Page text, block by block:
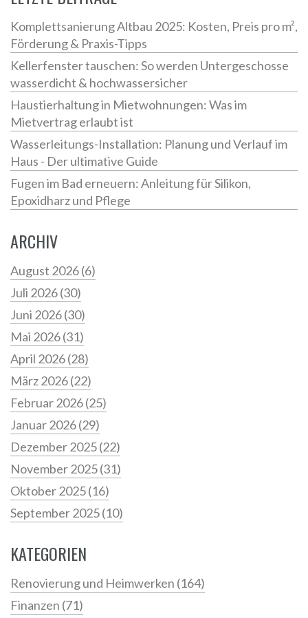
Komplettsanierung Altbau 2025: Kosten, Preis pro m²,
Förderung & Praxis-Tipps
Kellerfenster tauschen: So werden Untergeschosse
wasserdicht & hochwassersicher
Haustierhaltung in Mietwohnungen: Was im
Mietvertrag erlaubt ist
Wasserleitungs-Installation: Planung und Verlauf im
Haus - Der ultimative Guide
Fugen im Bad erneuern: Anleitung für Silikon,
Epoxidharz und Pflege
ARCHIV
August 2026(6)
Juli 2026(30)
Juni 2026(30)
Mai 2026(31)
April 2026(28)
März 2026(22)
Februar 2026(25)
Januar 2026(29)
Dezember 2025(22)
November 2025(31)
Oktober 2025(16)
September 2025(10)
KATEGORIEN
Renovierung und Heimwerken (164)
Finanzen (71)